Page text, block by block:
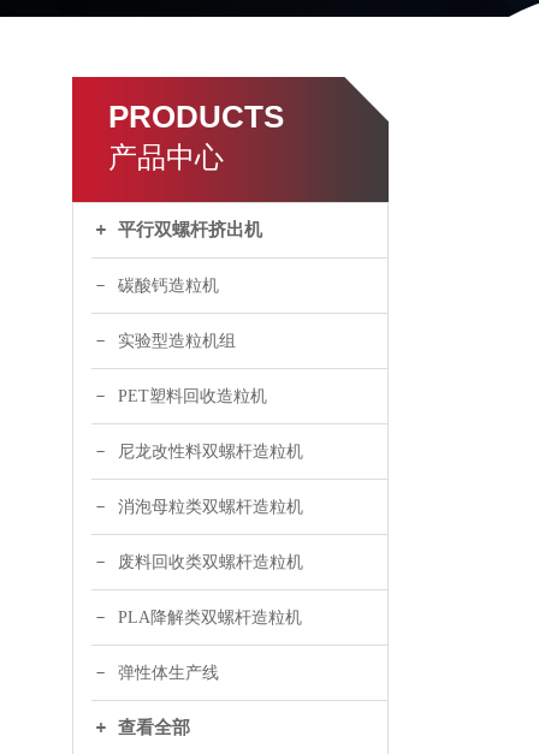
PRODUCTS
产品中心
平行双螺杆挤出机
碳酸钙造粒机
实验型造粒机组
PET塑料回收造粒机
尼龙改性料双螺杆造粒机
消泡母粒类双螺杆造粒机
废料回收类双螺杆造粒机
PLA降解类双螺杆造粒机
弹性体生产线
查看全部